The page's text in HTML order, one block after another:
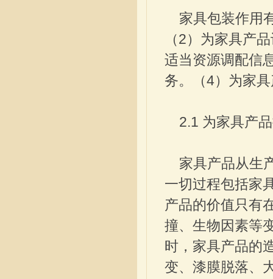
家具包装作用
（2）为家具产
适当资源调配信
务。（4）为家
2.1 为家具产品
家具产品从生
一切过程包括家
产品的价值只有
撞、生物因素等
时，家具产品的
变、漆膜脱落、